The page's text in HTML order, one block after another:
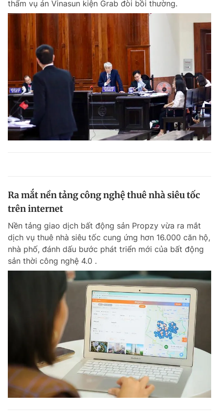
thẩm vụ án Vinasun kiện Grab đòi bồi thường.
Ra mắt nền tảng công nghệ thuê nhà siêu tốc
trên internet
Nền tảng giao dịch bất động sản Propzy vừa ra mắt
dịch vụ thuê nhà siêu tốc cung ứng hơn 16.000 căn hộ,
nhà phố, đánh dấu bước phát triển mới của bất động
sản thời công nghệ 4.0 .